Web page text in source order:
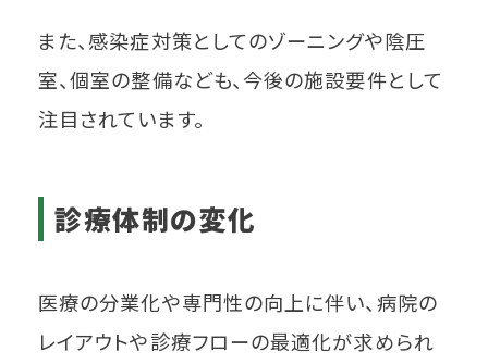
また、感染症対策としてのゾーニングや陰圧
室、個室の整備なども、今後の施設要件として
注目されています。
診療体制の変化
医療の分業化や専門性の向上に伴い、病院の
レイアウトや診療フローの最適化が求められ